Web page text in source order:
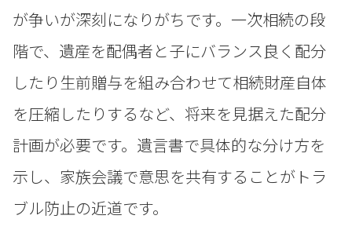
が争いが深刻になりがちです。一次相続の段
階で、遺産を配偶者と子にバランス良く配分
したり生前贈与を組み合わせて相続財産自体
を圧縮したりするなど、将来を見据えた配分
計画が必要です。遺言書で具体的な分け方を
示し、家族会議で意思を共有することがトラ
ブル防止の近道です。